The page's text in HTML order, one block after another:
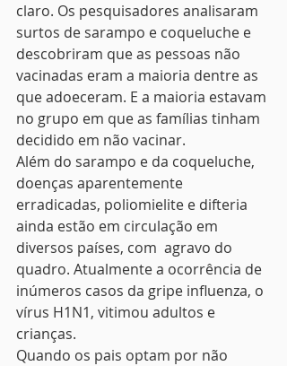
claro. Os pesquisadores analisaram
surtos de sarampo e coqueluche e
descobriram que as pessoas não
vacinadas eram a maioria dentre as
que adoeceram. E a maioria estavam
no grupo em que as famílias tinham
decidido em não vacinar.
Além do sarampo e da coqueluche,
doenças aparentemente
erradicadas, poliomielite e difteria
ainda estão em circulação em
diversos países, com  agravo do
quadro. Atualmente a ocorrência de
inúmeros casos da gripe influenza, o
vírus H1N1, vitimou adultos e
crianças.
Quando os pais optam por não